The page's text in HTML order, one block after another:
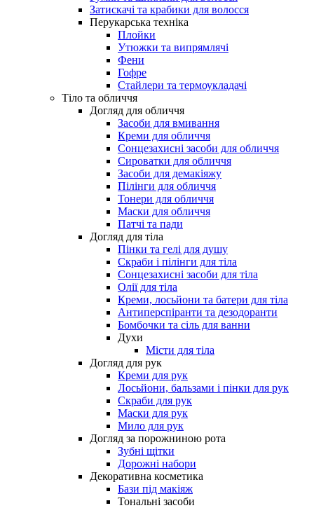
Затискачі та крабики для волосся
Перукарська техніка
Плойки
Утюжки та випрямлячі
Фени
Гофре
Стайлери та термоукладачі
Тіло та обличчя
Догляд для обличчя
Засоби для вмивання
Креми для обличчя
Сонцезахисні засоби для обличчя
Сироватки для обличчя
Засоби для демакіяжу
Пілінги для обличчя
Тонери для обличчя
Маски для обличчя
Патчі та пади
Догляд для тіла
Пінки та гелі для душу
Скраби і пілінги для тіла
Сонцезахисні засоби для тіла
Олії для тіла
Креми, лосьйони та батери для тіла
Антиперспіранти та дезодоранти
Бомбочки та сіль для ванни
Духи
Місти для тіла
Догляд для рук
Креми для рук
Лосьйони, бальзами і пінки для рук
Скраби для рук
Маски для рук
Мило для рук
Догляд за порожниною рота
Зубні щітки
Дорожні набори
Декоративна косметика
Бази під макіяж
Тональні засоби